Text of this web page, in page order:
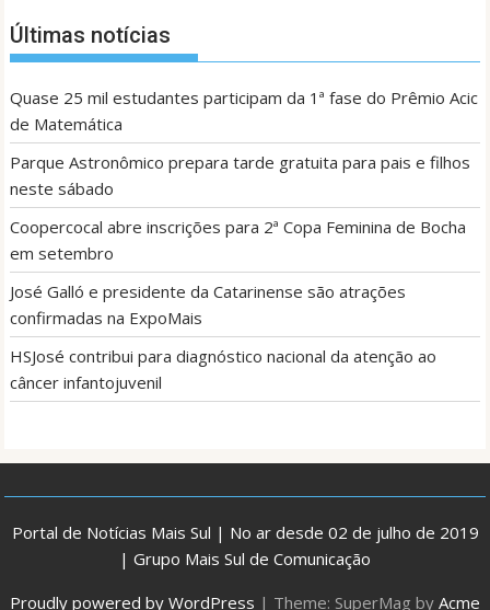
Últimas notícias
Quase 25 mil estudantes participam da 1ª fase do Prêmio Acic
de Matemática
Parque Astronômico prepara tarde gratuita para pais e filhos
neste sábado
Coopercocal abre inscrições para 2ª Copa Feminina de Bocha
em setembro
José Galló e presidente da Catarinense são atrações
confirmadas na ExpoMais
HSJosé contribui para diagnóstico nacional da atenção ao
câncer infantojuvenil
Portal de Notícias Mais Sul | No ar desde 02 de julho de 2019
| Grupo Mais Sul de Comunicação
Proudly powered by WordPress | Theme: SuperMag by Acme